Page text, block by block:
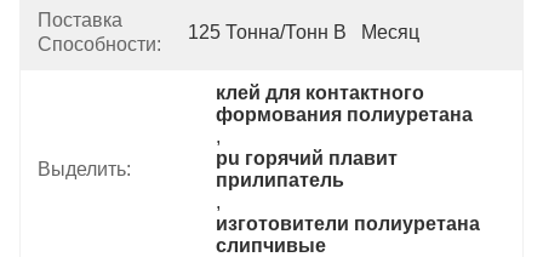
Поставка
Способности:
125 Тонна/тонн В   Месяц
Выделить:
клей для контактного
формования полиуретана
,
pu горячий плавит
прилипатель
,
изготовители полиуретана
слипчивые